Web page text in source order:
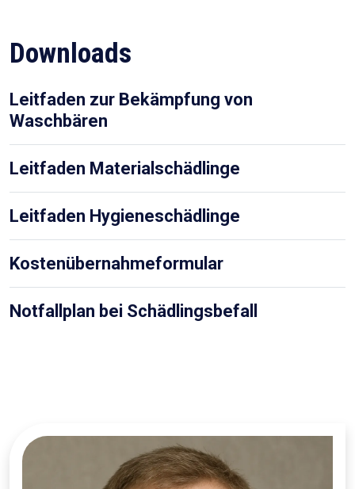
Downloads
Leitfaden zur Bekämpfung von
Waschbären
Leitfaden Materialschädlinge
Leitfaden Hygieneschädlinge
Kostenübernahmeformular
Notfallplan bei Schädlingsbefall